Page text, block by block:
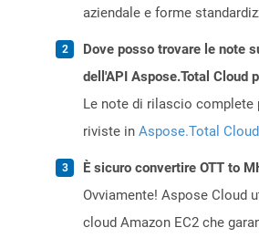
aziendale e forme
Dove posso trovare le note
dell'API Aspose.Total Cloud
Le note di rilascio complete
riviste in Aspose.Total
È sicuro convertire OTT to
Ovviamente! Aspose Cloud
cloud Amazon EC2 che